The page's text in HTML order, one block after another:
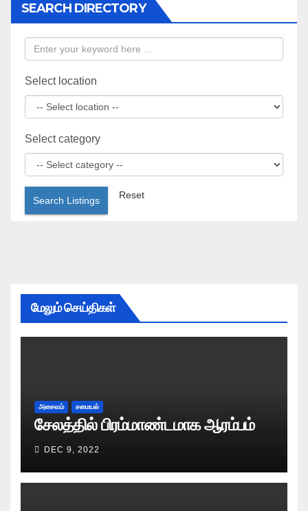
SEARCH DIRECTORY
Select location
Select category
Search Listings Reset
மேலும் செய்திகள்
அசைவம் சமையல்
சேலத்தில் பிரம்மாண்டமாக ஆரம்பம்
DEC 9, 2022